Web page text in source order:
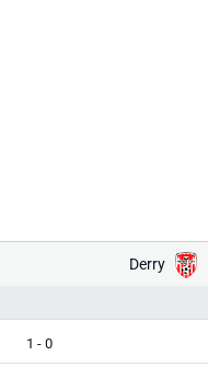
Derry
1 - 0